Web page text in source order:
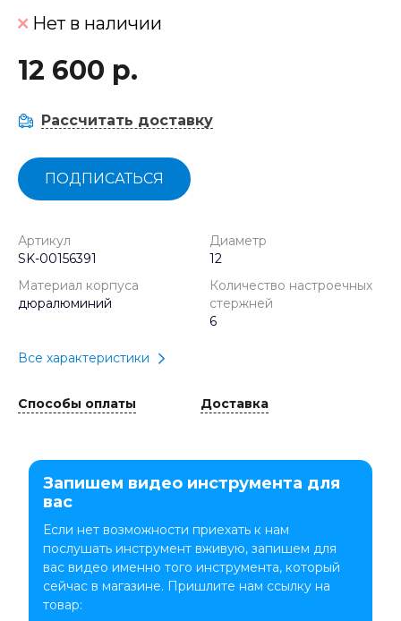
Нет в наличии
12 600 р.
Рассчитать доставку
ПОДПИСАТЬСЯ
Артикул
SK-00156391
Диаметр
12
Материал корпуса
дюралюминий
Количество настроечных
стержней
6
Все характеристики
Способы оплаты Доставка
Запишем видео инструмента для
вас
Если нет возможности приехать к нам
послушать инструмент вживую, запишем для
вас видео именно того инструмента, который
сейчас в магазине. Пришлите нам ссылку на
товар: